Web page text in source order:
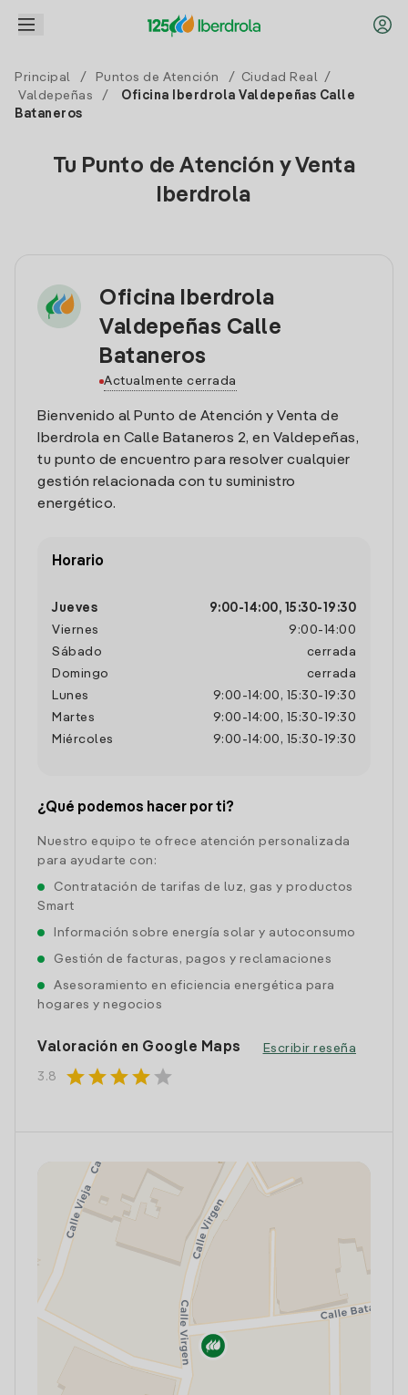
Principal / Puntos de Atención / Ciudad Real /
Valdepeñas
/
Oficina Iberdrola Valdepeñas Calle
Bataneros
Tu Punto de Atención y Venta
Iberdrola
Oficina Iberdrola
Valdepeñas Calle
Bataneros
Actualmente cerrada
Bienvenido al Punto de Atención y Venta de
Iberdrola en Calle Bataneros 2, en Valdepeñas,
tu punto de encuentro para resolver cualquier
gestión relacionada con tu suministro
energético.
Horario
Jueves 9:00- 14:00, 15:30- 19:30
Viernes
9:00- 14:00
Sábado
cerrada
Domingo
cerrada
Lunes
9:00 - 14:00 , 15:30- 19:30
Martes
9:00 - 14:00 , 15:30- 19:30
Miércoles
9:00 - 14:00 , 15:30- 19:30
¿Qué podemos hacer por ti?
Nuestro equipo te ofrece atención personalizada
para ayudarte con:
Contratación de tarifas de luz, gas y productos
Smart
Información sobre energía solar y autoconsumo
Gestión de facturas, pagos y reclamaciones
Asesoramiento en eficiencia energética para
hogares y negocios
Valoración en Google Maps
3.8 starstarstarstar star
Escribir reseña